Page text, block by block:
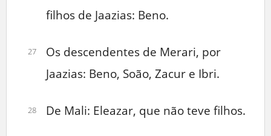
filhos de Jaazias: Beno.
27
Os descendentes de Merari, por
Jaazias: Beno, Soão, Zacur e Ibri.
28 De Mali: Eleazar, que não teve filhos.